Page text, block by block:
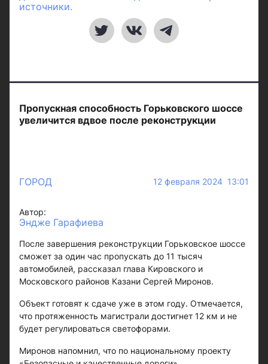
источники.
Пропускная способность Горьковского шоссе
увеличится вдвое после реконструкции
ГОРОД 12 февраля 2024 13:01
Автор:
Эндже Гарафиева
После завершения реконструкции Горьковское шоссе
сможет за один час пропускать до 11 тысяч
автомобилей, рассказал глава Кировского и
Московского районов Казани Сергей Миронов.
Объект готовят к сдаче уже в этом году. Отмечается,
что протяженность магистрали достигнет 12 км и не
будет регулироваться светофорами.
Миронов напомнил, что по национальному проекту